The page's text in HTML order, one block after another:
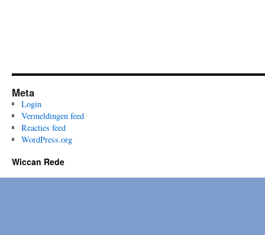
Meta
Login
Vermeldingen feed
Reacties feed
WordPress.org
Wiccan Rede